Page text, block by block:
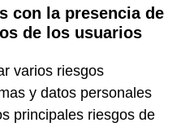
con la presencia de
de los usuarios
varios riesgos
y datos personales
principales riesgos de